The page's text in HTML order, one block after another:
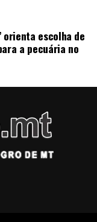
orienta escolha de
a pecuária no